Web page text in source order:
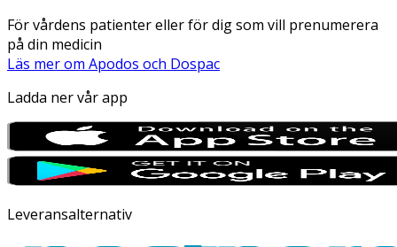
För vårdens patienter eller för dig som vill prenumerera
på din medicin
Läs mer om Apodos och Dospac
Ladda ner vår app
Leveransalternativ